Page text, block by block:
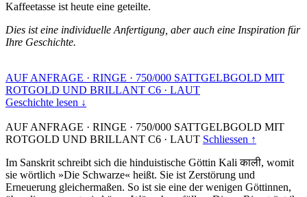
Kaffeetasse ist heute eine geteilte.
Dies ist eine individuelle Anfertigung, aber auch eine Inspiration für
Ihre Geschichte.
AUF ANFRAGE · RINGE · 750/000 SATTGELBGOLD MIT
ROTGOLD UND BRILLANT C6 · LAUT
Geschichte lesen ↓
AUF ANFRAGE · RINGE · 750/000 SATTGELBGOLD MIT
ROTGOLD UND BRILLANT C6 · LAUT Schliessen ↑
Im Sanskrit schreibt sich die hinduistische Göttin Kali काली, womit
sie wörtlich »Die Schwarze« heißt. Sie ist Zerstörung und
Erneuerung gleichermaßen. So ist sie eine der wenigen Göttinnen,